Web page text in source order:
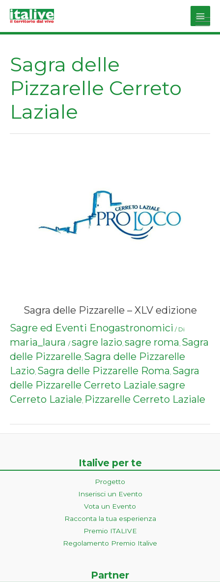
Main
Sagra delle
Pizzarelle Cerreto
Laziale
Sagra delle Pizzarelle – XLV edizione
Sagre ed Eventi Enogastronomici / Di
maria_laura / sagre lazio, sagre roma, Sagra
delle Pizzarelle, Sagra delle Pizzarelle
Lazio, Sagra delle Pizzarelle Roma, Sagra
delle Pizzarelle Cerreto Laziale, sagre
Cerreto Laziale, Pizzarelle Cerreto Laziale
Italive per te
Progetto
Inserisci un Evento
Vota un Evento
Racconta la tua esperienza
Premio ITALIVE
Regolamento Premio Italive
Partner